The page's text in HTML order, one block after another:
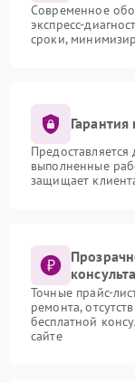
Современное
экспресс-
сроки,
выполненные
защищает
Точные прайс-
ремонта,
бесплатной
сайте